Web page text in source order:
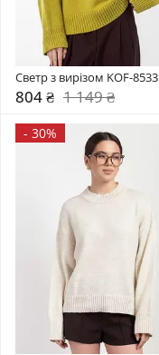
Светр з вирізом KOF-8533
804 ₴ 1 149 ₴
- 30%